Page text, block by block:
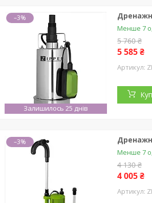
–3%
Залишилось 25 днів
Менше 7
5 760 ₴
5 585 ₴
–3%
Менше 7
4 130 ₴
4 005 ₴